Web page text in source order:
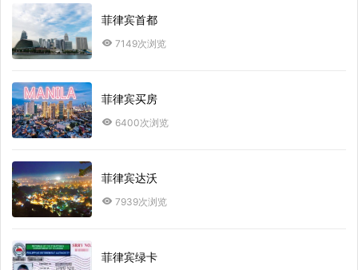
菲律宾首都
7149次浏览
菲律宾买房
6400次浏览
菲律宾达沃
7939次浏览
菲律宾绿卡